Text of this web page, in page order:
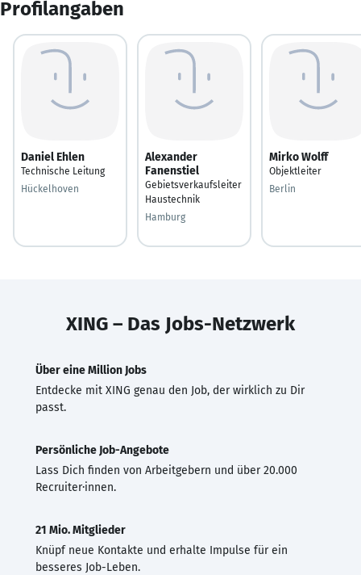
Profilangaben
Daniel Ehlen
Technische Leitung
Hückelhoven
Alexander
Fanenstiel
Gebietsverkaufsleiter
Haustechnik
Hamburg
Mirko Wolff
Objektleiter
Berlin
XING – Das Jobs-Netzwerk
Über eine Million Jobs
Entdecke mit XING genau den Job, der wirklich zu Dir
passt.
Persönliche Job-Angebote
Lass Dich finden von Arbeitgebern und über 20.000
Recruiter·innen.
21 Mio. Mitglieder
Knüpf neue Kontakte und erhalte Impulse für ein
besseres Job-Leben.